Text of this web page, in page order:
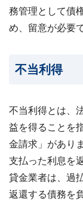
務管理として債
め、留意が必要
不当利得
不当利得とは、
益を得ることを
金請求」があり
支払った利息を
貸金業者は、過
返還する債務を